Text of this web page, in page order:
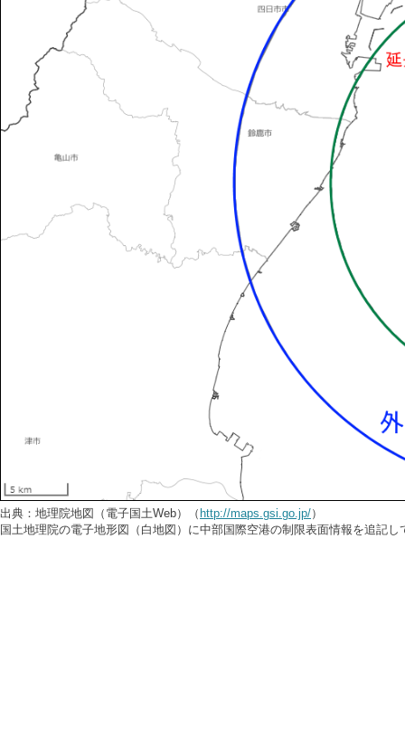
出典：地理院地図（電子国土Web）（ http://maps.gsi.go.jp/）
国土地理院の電子地形図（白地図）に中部国際空港の制限表面情報を追記